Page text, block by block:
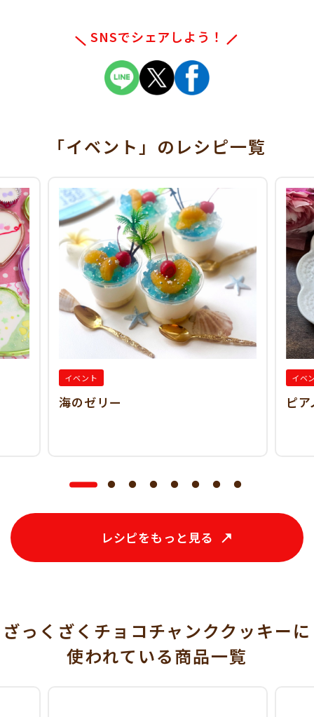
SNSでシェアしよう！
「イベント」 のレシピ一覧
イベント
海のゼリー
イベ
ピ
レシピをもっと見る
ざっくざくチョコチャンククッキーに
使われている商品一覧